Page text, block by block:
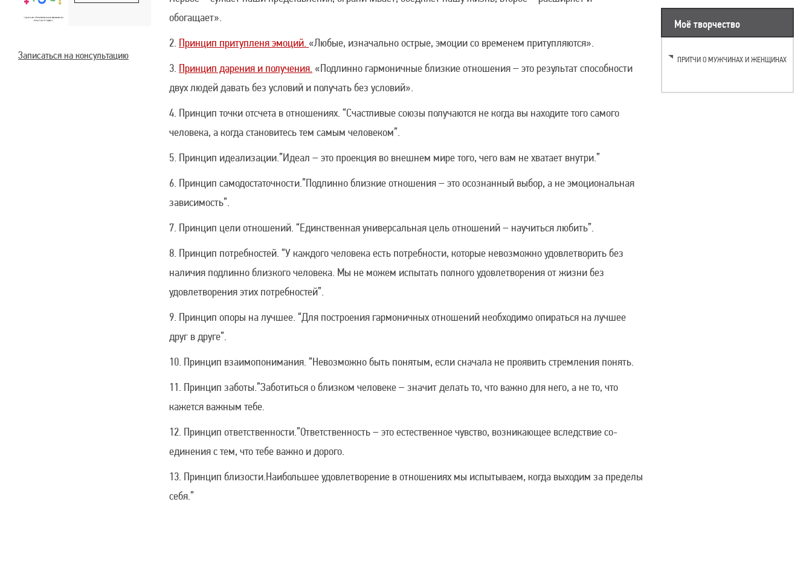
Записаться на консультацию
обогащает».
Принцип притупленя эмоций. «Любые, изначально острые, эмоции со временем притупляются».
Принцип дарения и получения. «Подлинно гармоничные близкие отношения – это результат способности
двух людей давать без условий и получать без условий».
Принцип точки отсчета в отношениях. “Счастливые союзы получаются не когда вы находите того самого
человека, а когда становитесь тем самым человеком”.
Принцип идеализации.”Идеал – это проекция во внешнем мире того, чего вам не хватает внутри.”
Принцип самодостаточности.”Подлинно близкие отношения – это осознанный выбор, а не эмоциональная
зависимость”.
Принцип цели отношений. “Единственная универсальная цель отношений – научиться любить”.
Принцип потребностей. “У каждого человека есть потребности, которые невозможно удовлетворить без
наличия подлинно близкого человека. Мы не можем испытать полного удовлетворения от жизни без
удовлетворения этих потребностей”.
Принцип опоры на лучшее. “Для построения гармоничных отношений необходимо опираться на лучшее
друг в друге”.
Принцип взаимопонимания. “Невозможно быть понятым, если сначала не проявить стремления понять.
Принцип заботы.”Заботиться о близком человеке – значит делать то, что важно для него, а не то, что
кажется важным тебе.
Принцип ответственности.”Ответственность – это естественное чувство, возникающее вследствие со-
единения с тем, что тебе важно и дорого.
Принцип близости.Наибольшее удовлетворение в отношениях мы испытываем, когда выходим за пределы
себя.”
Моё творчество
ПРИТЧИ О МУЖЧИНАХ И ЖЕНЩИНАХ